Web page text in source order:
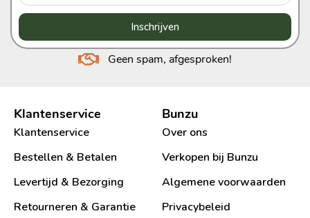
Inschrijven
Geen spam, afgesproken!
Klantenservice
Klantenservice
Bestellen & Betalen
Levertijd & Bezorging
Retourneren & Garantie
Bunzu
Over ons
Verkopen bij Bunzu
Algemene voorwaarden
Privacybeleid